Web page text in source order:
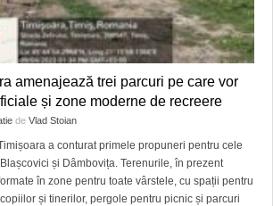
amenajează trei parcuri pe care vor
și zone moderne de recreere
de Vlad Stoian
a conturat primele propuneri pentru cele
și Dâmbovița. Terenurile, în prezent
în zone pentru toate vârstele, cu spații pentru
și tinerilor, pergole pentru picnic și parcuri